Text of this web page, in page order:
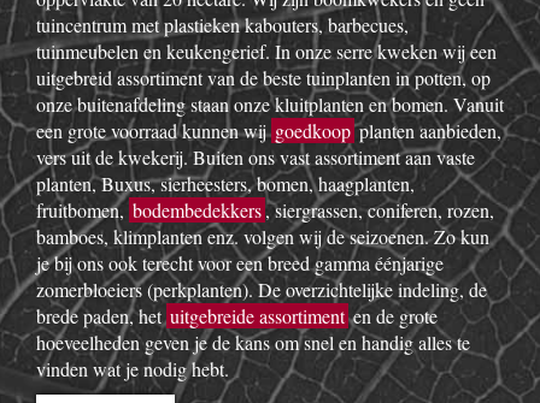
tuincentrum met plastieken kabouters, barbecues,
tuinmeubelen en keukengerief. In onze serre kweken wij een
uitgebreid assortiment van de beste tuinplanten in potten, op
onze buitenafdeling staan onze kluitplanten en bomen. Vanuit
een grote voorraad kunnen wijgoedkoopplanten aanbieden,
vers uit de kwekerij. Buiten ons vast assortiment aan vaste
planten, Buxus, sierheesters, bomen, haagplanten,
fruitbomen, bodembedekkers, siergrassen, coniferen, rozen,
bamboes, klimplanten enz. volgen wij de seizoenen. Zo kun
je bij ons ook terecht voor een breed gamma éénjarige
zomerbloeiers (perkplanten). De overzichtelijke indeling, de
brede paden, hetuitgebreide assortimenten de grote
hoeveelheden geven je de kans om snel en handig alles te
vinden wat je nodig hebt.